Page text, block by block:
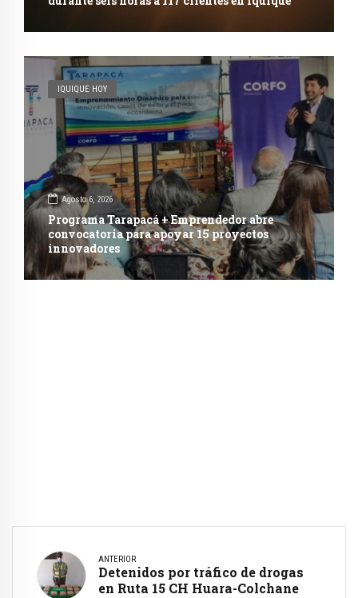
IQUIQUE HOY
Agosto 6, 2026
Programa Tarapacá + Emprendedor abre
convocatoria para apoyar 15 proyectos
innovadores
ANTERIOR
Detenidos por tráfico de drogas
en Ruta 15 CH Huara-Colchane